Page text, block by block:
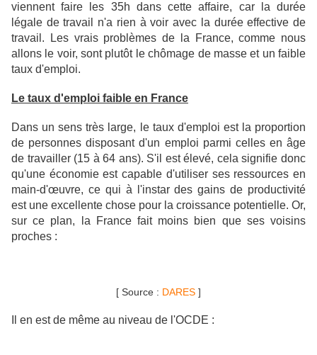
viennent faire les 35h dans cette affaire, car la durée
légale de travail n'a rien à voir avec la durée effective de
travail. Les vrais problèmes de la France, comme nous
allons le voir, sont plutôt le chômage de masse et un faible
taux d'emploi.
Le taux d'emploi faible en France
Dans un sens très large, le taux d'emploi est la proportion
de personnes disposant d'un emploi parmi celles en âge
de travailler (15 à 64 ans). S'il est élevé, cela signifie donc
qu'une économie est capable d'utiliser ses ressources en
main-d'œuvre, ce qui à l'instar des gains de productivité
est une excellente chose pour la croissance potentielle. Or,
sur ce plan, la France fait moins bien que ses voisins
proches :
[ Source : DARES ]
Il en est de même au niveau de l'OCDE :